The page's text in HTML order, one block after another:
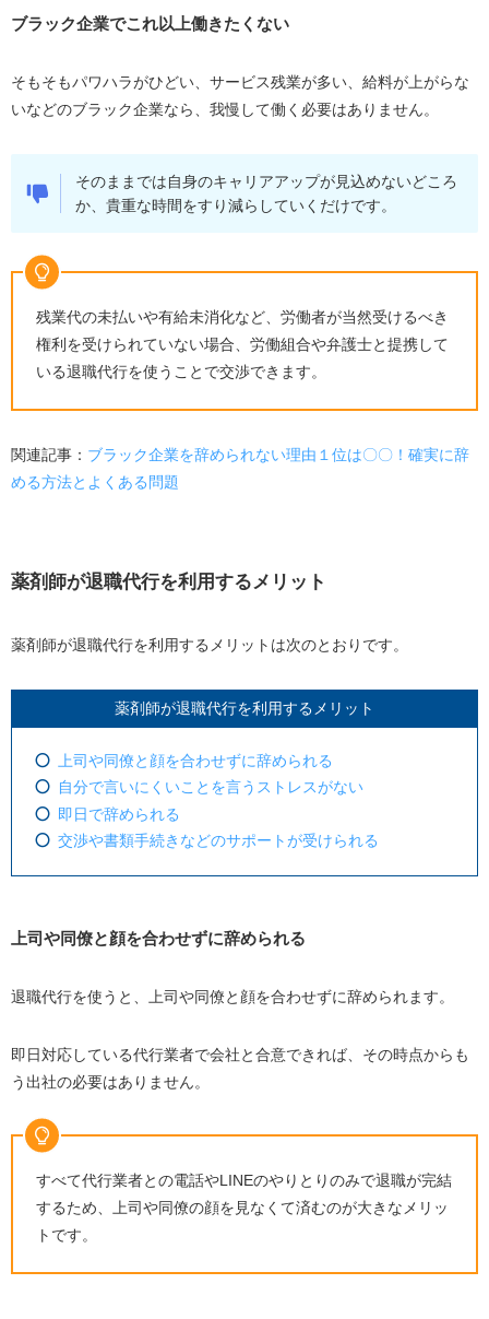
ブラック企業でこれ以上働きたくない
そもそもパワハラがひどい、サービス残業が多い、給料が上がらな
いなどのブラック企業なら、我慢して働く必要はありません。
そのままでは自身のキャリアアップが見込めないどころ
か、貴重な時間をすり減らしていくだけです。
残業代の未払いや有給未消化など、労働者が当然受けるべき
権利を受けられていない場合、労働組合や弁護士と提携して
いる退職代行を使うことで交渉できます。
関連記事： ブラック企業を辞められない理由１位は〇〇！確実に辞
める方法とよくある問題
薬剤師が退職代行を利用するメリット
薬剤師が退職代行を利用するメリットは次のとおりです。
薬剤師が退職代行を利用するメリット
上司や同僚と顔を合わせずに辞められる
自分で言いにくいことを言うストレスがない
即日で辞められる
交渉や書類手続きなどのサポートが受けられる
上司や同僚と顔を合わせずに辞められる
退職代行を使うと、上司や同僚と顔を合わせずに辞められます。
即日対応している代行業者で会社と合意できれば、その時点からも
う出社の必要はありません。
すべて代行業者との電話やLINEのやりとりのみで退職が完結
するため、上司や同僚の顔を見なくて済むのが大きなメリッ
トです。